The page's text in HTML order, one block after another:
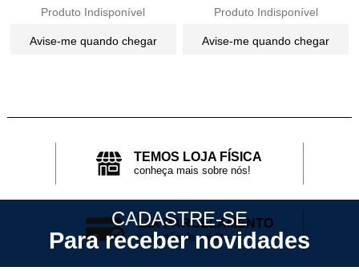
Produto Indisponível
Avise-me quando chegar
Produto Indisponível
Avise-me quando chegar
TEMOS LOJA FÍSICA
conheça mais sobre nós!
12X PARCELAMENTO
no cartão de crédito
CADASTRE-SE
Para receber novidades